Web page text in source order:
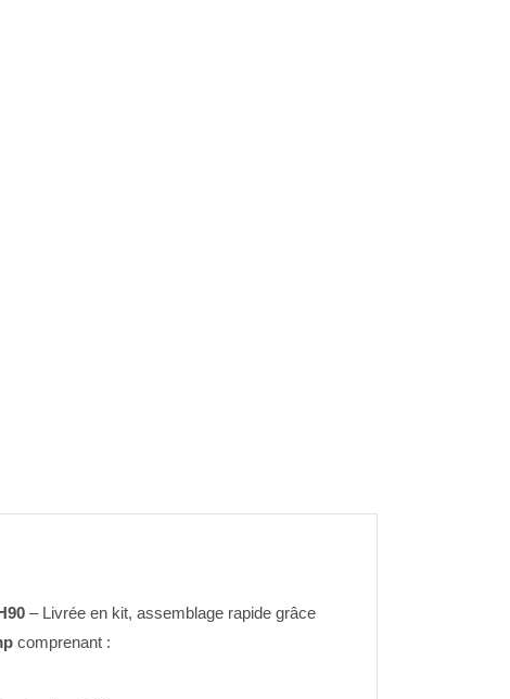
– Livrée en kit, assemblage rapide grâce
comprenant :